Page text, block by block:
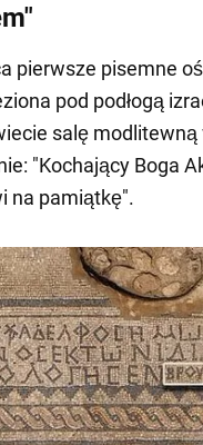
pierwsze pisemne
pod podłogą
salę modlitewną
"Kochający Boga
na pamiątkę".